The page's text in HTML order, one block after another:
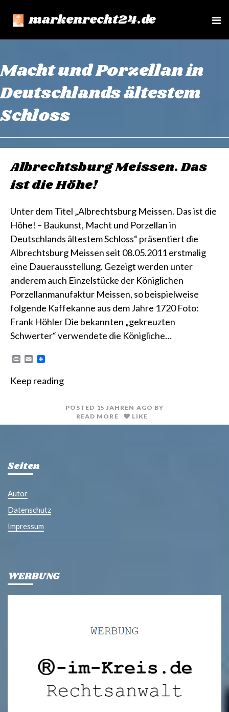
markenrecht24.de
e
Macht und Porzellan in
Deutschlands ältestem
Schloss
Albrechtsburg Meissen. Das
ist die Höhe!
Unter dem Titel „Albrechtsburg Meissen. Das ist die
Höhe! – Baukunst, Macht und Porzellan in
Deutschlands ältestem Schloss“ präsentiert die
Albrechtsburg Meissen seit 08.05.2011 erstmalig
eine Dauerausstellung. Gezeigt werden unter
anderem auch Einzelstücke der Königlichen
Porzellanmanufaktur Meissen, so beispielweise
folgende Kaffekanne aus dem Jahre 1720 Foto:
Frank Höhler Die bekannten „gekreuzten
Schwerter“ verwendete die Königliche…
n
E
i
Keep reading
POSTED 15 JAHREN AGO BY
READ MORE
LIKE
Seiten
Autor
Datenschutz
Impressum
WERBUNG